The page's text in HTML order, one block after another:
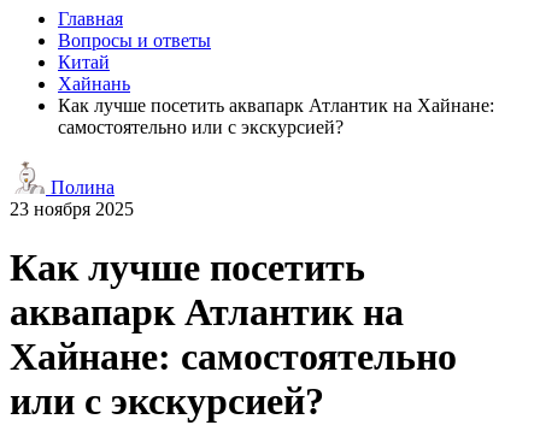
Главная
Вопросы и ответы
Китай
Хайнань
Как лучше посетить аквапарк Атлантик на Хайнане:
самостоятельно или с экскурсией?
Полина
23 ноября 2025
Как лучше посетить
аквапарк Атлантик на
Хайнане: самостоятельно
или с экскурсией?